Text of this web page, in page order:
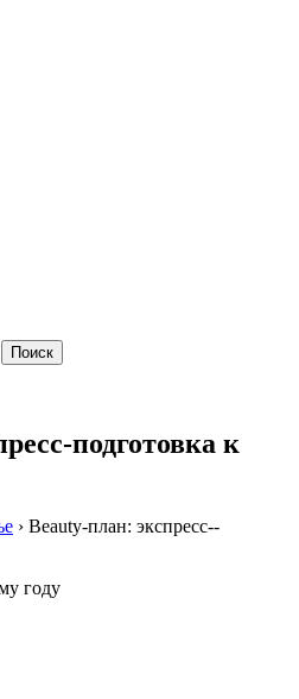
­подготовка к
› Beauty-план: экспресс-­